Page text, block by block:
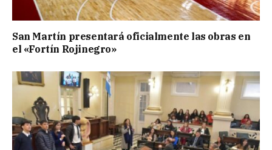
San Martín presentará oficialmente las obras en
el «Fortín Rojinegro»